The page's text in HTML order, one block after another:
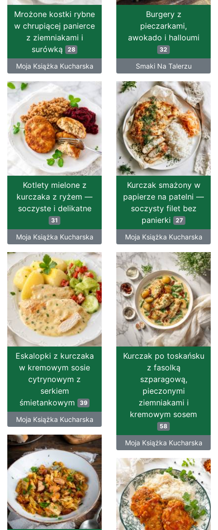
Mrożone kostki rybne
w chrupiącej panierce
z ziemniakami i
surówką
28
Moja Książka Kucharska
Burgery z
pieczarkami,
awokado i halloumi
32
Smaki Na Talerzu
Kotlety mielone z
kurczaka z ryżem —
soczyste i delikatne
31
Moja Książka Kucharska
Kurczak smażony w
papierze na patelni —
soczysty filet bez
panierki 27
Moja Książka Kucharska
Eskalopki z kurczaka
w kremowym sosie
cytrynowym z
serkiem
śmietankowym
39
Moja Książka Kucharska
Kurczak po toskańsku
z fasolką
szparagową,
pieczonymi
ziemniakami i
kremowym sosem
58
Moja Książka Kucharska